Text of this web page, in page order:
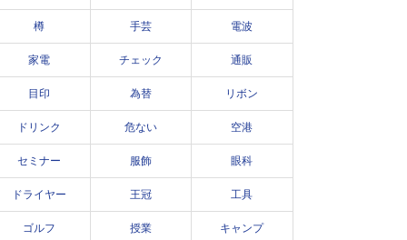
樽 手芸 電波
家電 チェック 通販
目印 為替 リボン
ドリンク 危ない 空港
セミナー 服飾 眼科
ドライヤー 王冠 工具
ゴルフ 授業 キャンプ